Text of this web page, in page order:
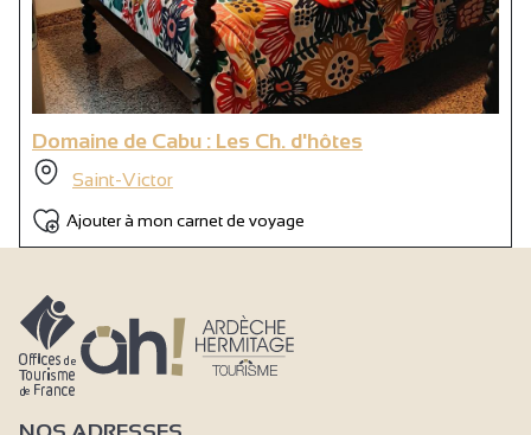
Circuits touristiques
Coin repassage
Documentation Touristique
Informations touristiques
Ménage avec supplément
Ménage en fin de séjour
Transfert des bagages
Lits faits à l'arrivée
Réservation
Non fumeur
Domaine de Cabu : Les Ch. d'hôtes
Saint-Victor
Ajouter à mon carnet de voyage